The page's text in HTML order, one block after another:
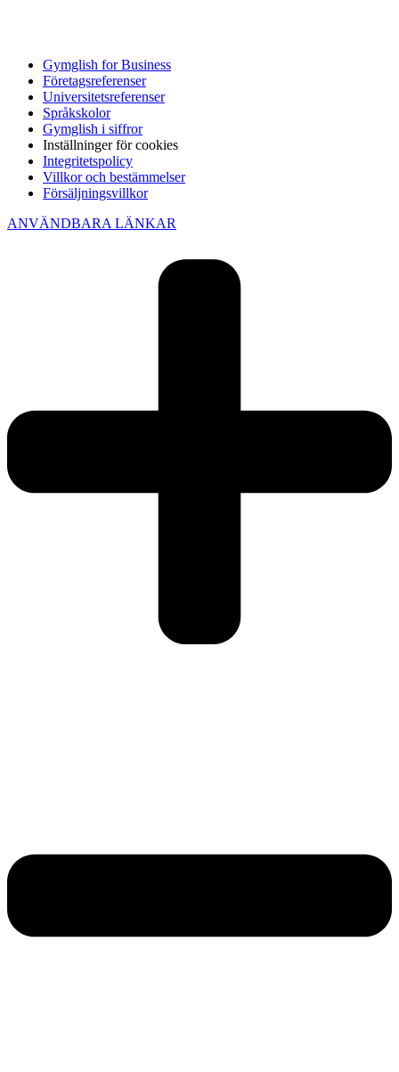
Gymglish for Business
Företagsreferenser
Universitetsreferenser
Språkskolor
Gymglish i siffror
Inställninger för cookies
Integritetspolicy
Villkor och bestämmelser
Försäljningsvillkor
ANVÄNDBARA LÄNKAR